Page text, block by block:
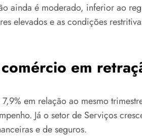
ainda é moderado, inferior ao
elevados e as condições
em
em relação ao mesmo
Já o setor de Serviços
e de seguros.